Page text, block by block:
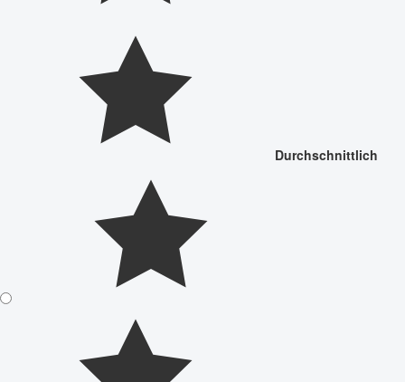
Durchschnittlich